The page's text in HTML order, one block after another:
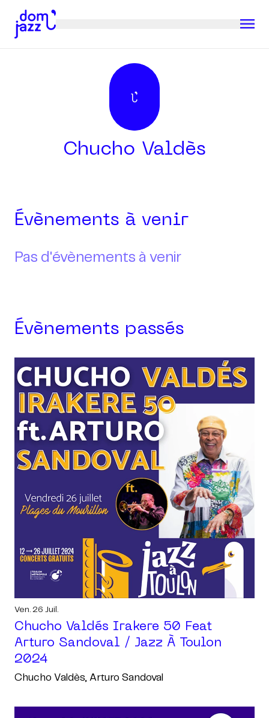
Chucho Valdès
Évènements à venir
Pas d'évènements à venir
Évènements passés
Ven. 26 Juil.
Chucho Valdés Irakere 50 Feat
Arturo Sandoval / Jazz À Toulon
2024
Chucho Valdès, Arturo Sandoval